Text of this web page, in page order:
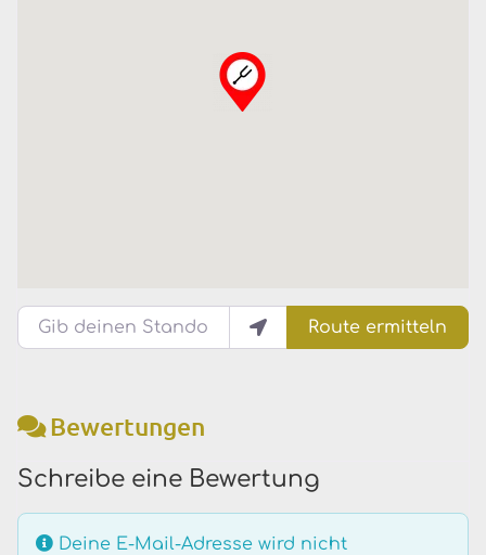
Gib deinen Standort ein.
Route ermitteln
Bewertungen
Schreibe eine Bewertung
Deine E-Mail-Adresse wird nicht